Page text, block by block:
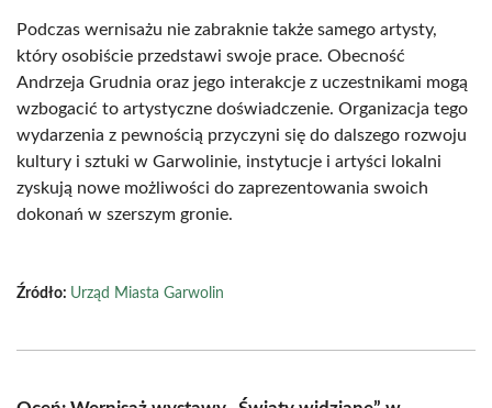
Podczas wernisażu nie zabraknie także samego artysty,
który osobiście przedstawi swoje prace. Obecność
Andrzeja Grudnia oraz jego interakcje z uczestnikami mogą
wzbogacić to artystyczne doświadczenie. Organizacja tego
wydarzenia z pewnością przyczyni się do dalszego rozwoju
kultury i sztuki w Garwolinie, instytucje i artyści lokalni
zyskują nowe możliwości do zaprezentowania swoich
dokonań w szerszym gronie.
Źródło: Urząd Miasta Garwolin